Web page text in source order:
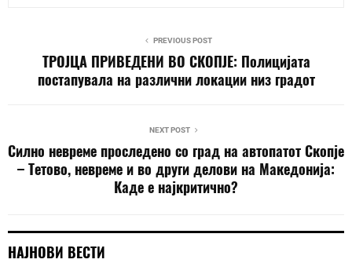
PREVIOUS POST
ТРОЈЦА ПРИВЕДЕНИ ВО СКОПЈЕ: Полицијата
постапувала на различни локации низ градот
NEXT POST
Силно невреме проследено со град на автопатот Скопје
– Тетово, невреме и во други делови на Македонија:
Каде е најкритично?
НАЈНОВИ ВЕСТИ